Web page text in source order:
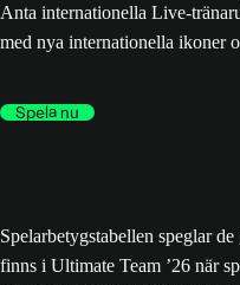
Anta internationella Live-
med nya internationella ikoner
Spela nu
Spelarbetygstabellen speglar
finns i Ultimate Team ’26 när